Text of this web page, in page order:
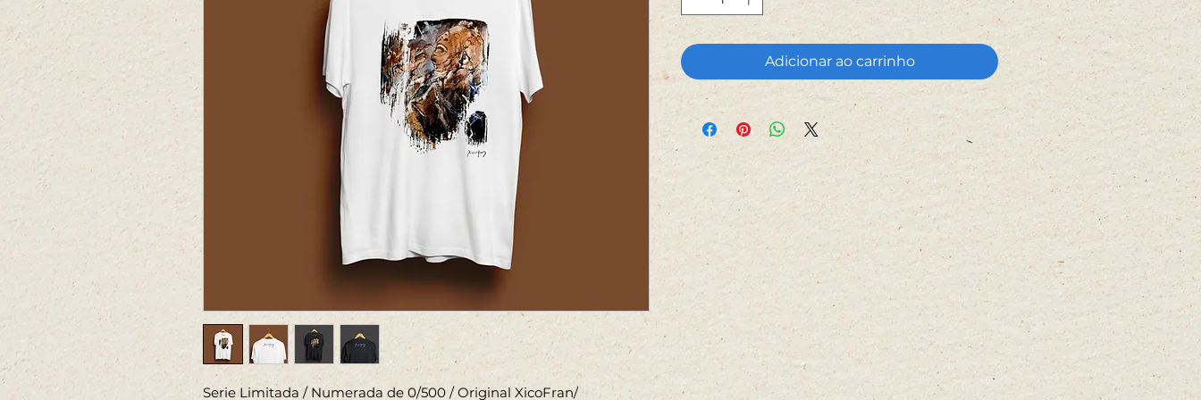
Serie Limitada / Numerada de 0/500 / Original XicoFran/
Adicionar ao carrinho